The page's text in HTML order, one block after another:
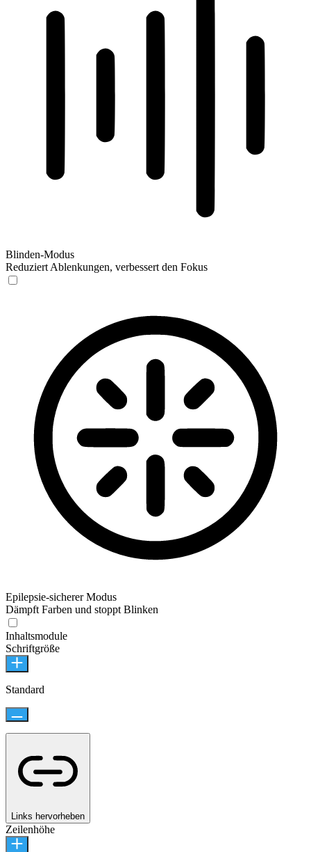
Blinden-Modus
Reduziert Ablenkungen, verbessert den Fokus
Epilepsie-sicherer Modus
Dämpft Farben und stoppt Blinken
Inhaltsmodule
Schriftgröße
Standard
Links hervorheben
Zeilenhöhe